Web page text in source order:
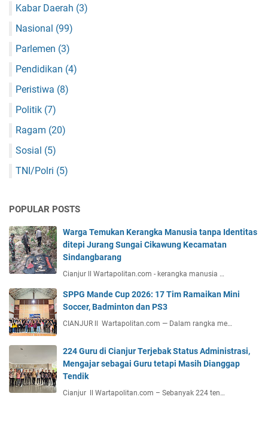
Kabar Daerah (3)
Nasional (99)
Parlemen (3)
Pendidikan (4)
Peristiwa (8)
Politik (7)
Ragam (20)
Sosial (5)
TNI/Polri (5)
POPULAR POSTS
Warga Temukan Kerangka Manusia tanpa Identitas
ditepi Jurang Sungai Cikawung Kecamatan
Sindangbarang
Cianjur ll Wartapolitan.com - kerangka manusia …
SPPG Mande Cup 2026: 17 Tim Ramaikan Mini
Soccer, Badminton dan PS3
CIANJUR ll Wartapolitan.com — Dalam rangka me…
224 Guru di Cianjur Terjebak Status Administrasi,
Mengajar sebagai Guru tetapi Masih Dianggap
Tendik
Cianjur ll Wartapolitan.com – Sebanyak 224 ten…